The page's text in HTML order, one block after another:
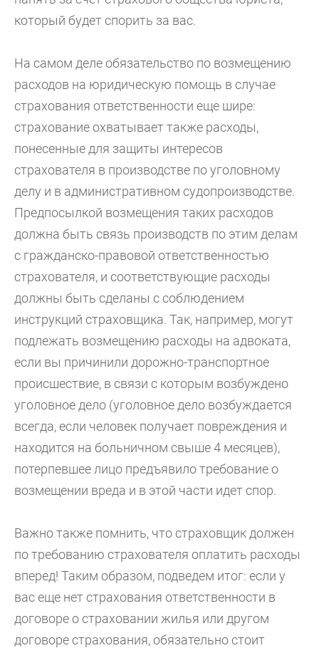
который будет спорить за вас.
На самом деле обязательство по возмещению
расходов на юридическую помощь в случае
страхования ответственности еще шире:
страхование охватывает также расходы,
понесенные для защиты интересов
страхователя в производстве по уголовному
делу и в административном судопроизводстве.
Предпосылкой возмещения таких расходов
должна быть связь производств по этим делам
с гражданско-правовой ответственностью
страхователя, и соответствующие расходы
должны быть сделаны с соблюдением
инструкций страховщика. Так, например, могут
подлежать возмещению расходы на адвоката,
если вы причинили дорожно-транспортное
происшествие, в связи с которым возбуждено
уголовное дело (уголовное дело возбуждается
всегда, если человек получает повреждения и
находится на больничном свыше 4 месяцев),
потерпевшее лицо предъявило требование о
возмещении вреда и в этой части идет спор.
Важно также помнить, что страховщик должен
по требованию страхователя оплатить расходы
вперед! Таким образом, подведем итог: если у
вас еще нет страхования ответственности в
договоре о страховании жилья или другом
договоре страхования, обязательно стоит